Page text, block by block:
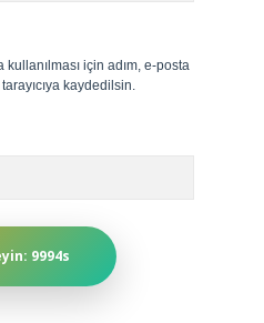
için adım, e-posta
kaydedilsin.